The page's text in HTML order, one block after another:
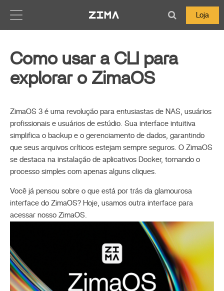
Loja
Como usar a CLI para
explorar o ZimaOS
ZimaOS 3 é uma revolução para entusiastas de NAS, usuários
profissionais e usuários de estúdio. Sua interface intuitiva
simplifica o backup e o gerenciamento de dados, garantindo
que seus arquivos críticos estejam sempre seguros. O ZimaOS
se destaca na instalação de aplicativos Docker, tornando o
processo simples com apenas alguns cliques.
Você já pensou sobre o que está por trás da glamourosa
interface do ZimaOS? Hoje, usamos outra interface para
acessar nosso ZimaOS.